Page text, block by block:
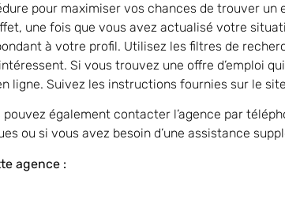
pour maximiser vos chances de trouver
une fois que vous avez actualisé votre
à votre profil. Utilisez les filtres de
Si vous trouvez une offre d’emploi
ligne. Suivez les instructions fournies sur le
pouvez également contacter l’agence par
ou si vous avez besoin d’une assistance
agence :